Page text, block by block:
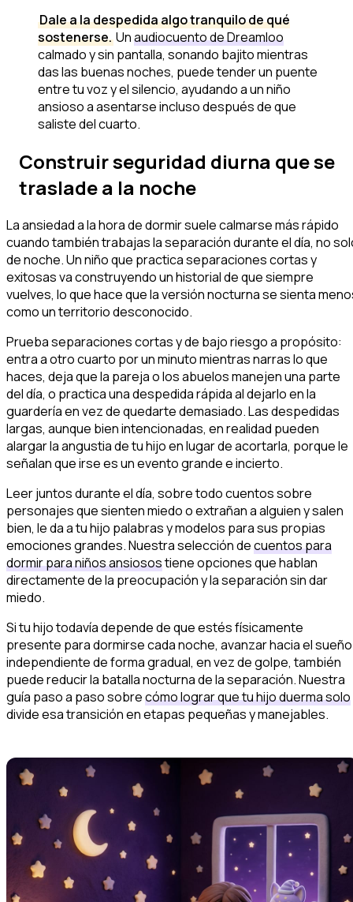
Dale a la despedida algo tranquilo de qué
sostenerse.Unaudiocuento de Dreamloo
calmado y sin pantalla, sonando bajito mientras
das las buenas noches, puede tender un puente
entre tu voz y el silencio, ayudando a un niño
ansioso a asentarse incluso después de que
saliste del cuarto.
Construir seguridad diurna que se
traslade a la noche
La ansiedad a la hora de dormir suele calmarse más rápido
cuando también trabajas la separación durante el día, no
de noche. Un niño que practica separaciones cortas y
exitosas va construyendo un historial de que siempre
vuelves, lo que hace que la versión nocturna se sienta
como un territorio desconocido.
Prueba separaciones cortas y de bajo riesgo a propósito:
entra a otro cuarto por un minuto mientras narras lo que
haces, deja que la pareja o los abuelos manejen una parte
del día, o practica una despedida rápida al dejarlo en la
guardería en vez de quedarte demasiado. Las despedidas
largas, aunque bien intencionadas, en realidad pueden
alargar la angustia de tu hijo en lugar de acortarla, porque le
señalan que irse es un evento grande e incierto.
Leer juntos durante el día, sobre todo cuentos sobre
personajes que sienten miedo o extrañan a alguien y salen
bien, le da a tu hijo palabras y modelos para sus propias
emociones grandes. Nuestra selección decuentos para
dormir para niños ansiosostiene opciones que hablan
directamente de la preocupación y la separación sin dar
miedo.
Si tu hijo todavía depende de que estés físicamente
presente para dormirse cada noche, avanzar hacia el sueño
independiente de forma gradual, en vez de golpe, también
puede reducir la batalla nocturna de la separación. Nuestra
guía paso a paso sobrecómo lograr que tu hijo duerma solo
divide esa transición en etapas pequeñas y manejables.